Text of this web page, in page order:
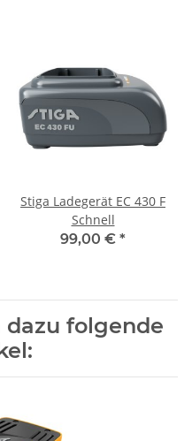
Stiga Ladegerät EC 430 F
Schnell
99,00 € *
folgende